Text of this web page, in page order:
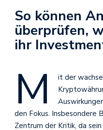
So können
überprüfen,
ihr
M
it der
den Fokus. Insbesondere
Zentrum der Kritik, da